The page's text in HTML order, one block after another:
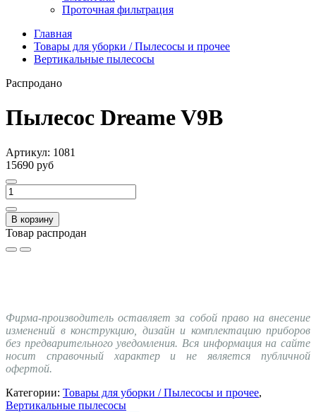
Проточная фильтрация
Главная
Товары для уборки / Пылесосы и прочее
Вертикальные пылесосы
Распродано
Пылесос Dreame V9B
Артикул: 1081
15690 руб
В корзину
Товар распродан
Фирма-производитель оставляет за собой право на внесение
изменений в конструкцию, дизайн и комплектацию приборов
без предварительного уведомления. Вся информация на сайте
носит справочный характер и не является публичной
офертой.
Категории: Товары для уборки / Пылесосы и прочее,
Вертикальные пылесосы